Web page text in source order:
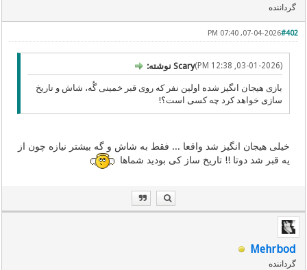
گرداننده
#402
07-04-2026, 07:40 PM
(03-01-2026, 12:38 PM) Scary نوشته:
بازی هیجان انگیز شده اولین نفر که روی قبر خمینی گُه، شاش و تاریخ
سازی خواهد کرد چه کسی است؟!
خیلی هیجان انگیز شد واقعا ‌... فقط به شاش و گه بیشتر نیازه چون از
یه قبر شد دوتا !! تاریخ ساز کی بودید شماها
Mehrbod
گرداننده